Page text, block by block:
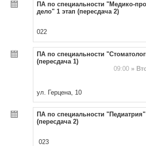
ПА по специальности "Медико-
дело" 1 этап (пересдача 2)
022
ПА по специальности
(пересдача 1)
09:00 »
ул. Герцена, 10
ПА по специальности
(пересдача 2)
023